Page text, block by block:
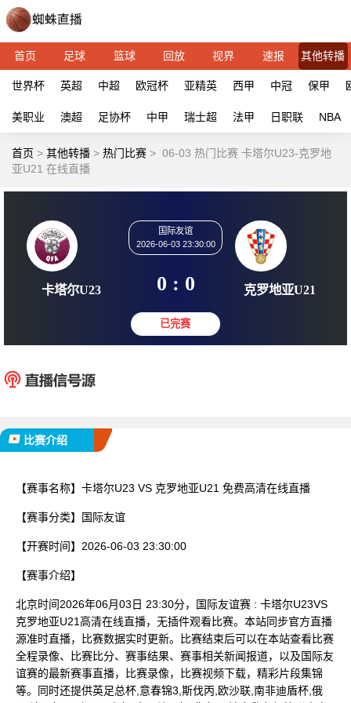
首页 足球 篮球 回放 视界 速报 其他转播
世界杯 英超 中超 欧冠杯 亚精英 西甲 中冠 保甲
美职业 澳超 足协杯 中甲 瑞士超 法甲 日职联 NBA
首页 > 其他转播 > 热门比赛 > 06-03 热门比赛 卡塔尔U23-克罗地
亚U21 在线直播
国际友谊
2026-06-03 23:30:00
0 : 0
比赛介绍
【赛事名称】 卡塔尔U23 VS 克罗地亚U21 免费高清在线直播
【赛事分类】 国际友谊
【开赛时间】 2026-06-03 23:30:00
【赛事介绍】
北京时间2026年06月03日 23:30分，国际友谊赛 : 卡塔尔U23VS
克罗地亚U21高清在线直播，无插件观看比赛。本站同步官方直播
源准时直播，比赛数据实时更新。比赛结束后可以在本站查看比赛
全程录像、比赛比分、赛事结果、赛事相关新闻报道，以及国际友
谊赛的最新赛事直播，比赛录像，比赛视频下载，精彩片段集锦
等。同时还提供英足总杯,意春锦3,斯伐丙,欧沙联,南非迪盾杯,俄